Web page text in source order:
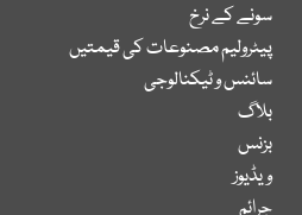
سونے کے نرخ
پیٹرولیم مصنوعات کی قیمتیں
سائنس و ٹیکنالوجی
بلاگ
بزنس
ویڈیوز
جرائم